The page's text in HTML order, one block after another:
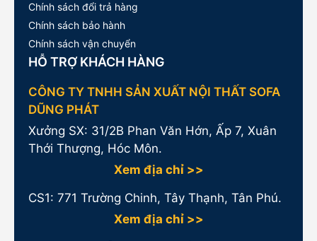
Chính sách đổi trả hàng
Chính sách bảo hành
Chính sách vận chuyển
HỖ TRỢ KHÁCH HÀNG
CÔNG TY TNHH SẢN XUẤT NỘI THẤT SOFA
DŨNG PHÁT
Xưởng SX: 31/2B Phan Văn Hớn, Ấp 7, Xuân
Thới Thượng, Hóc Môn.
Xem địa chỉ >>
CS1: 771 Trường Chinh, Tây Thạnh, Tân Phú.
Xem địa chỉ >>